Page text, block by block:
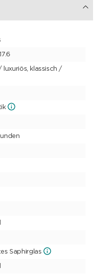
luxuriös, klassisch /
Saphirglas